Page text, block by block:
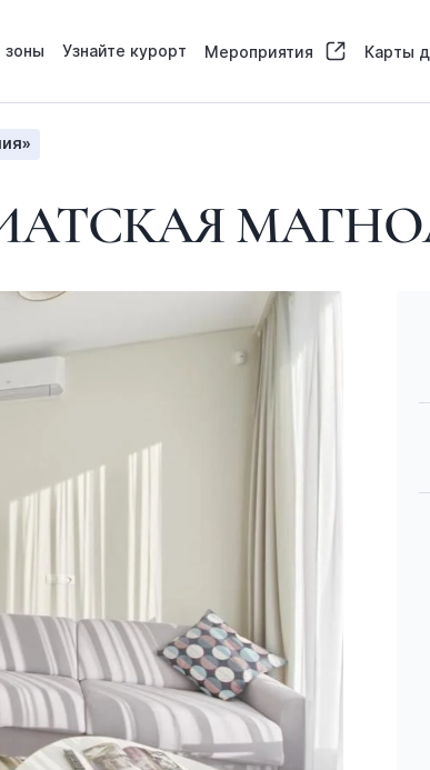
зоны Узнайте курорт Мероприятия Карты